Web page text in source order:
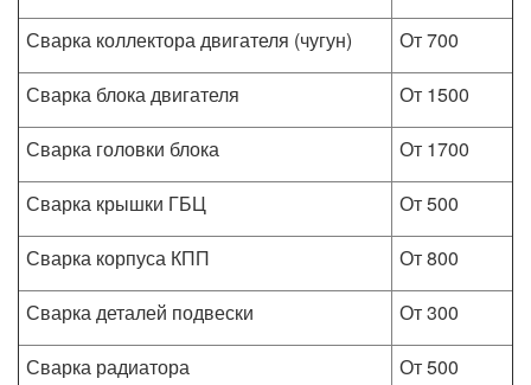
Сварка коллектора двигателя (чугун)
От 700
Сварка блока двигателя
От 1500
Сварка головки блока
От 1700
Сварка крышки ГБЦ
От 500
Сварка корпуса КПП
От 800
Сварка деталей подвески
От 300
Сварка радиатора
От 500